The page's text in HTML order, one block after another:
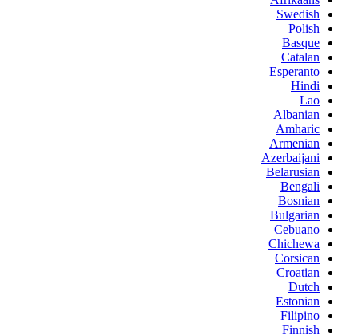
Swedish
Polish
Basque
Catalan
Esperanto
Hindi
Lao
Albanian
Amharic
Armenian
Azerbaijani
Belarusian
Bengali
Bosnian
Bulgarian
Cebuano
Chichewa
Corsican
Croatian
Dutch
Estonian
Filipino
Finnish